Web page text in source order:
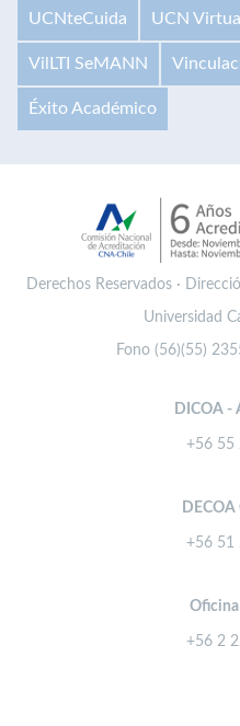
UCNteCuida UCN Virtual
VilLTI SeMANN
Éxito Académico
Derechos Reservados ·
Universidad
Fono (56)(55)
DICOA -
+56 55
+56 51
+56 2